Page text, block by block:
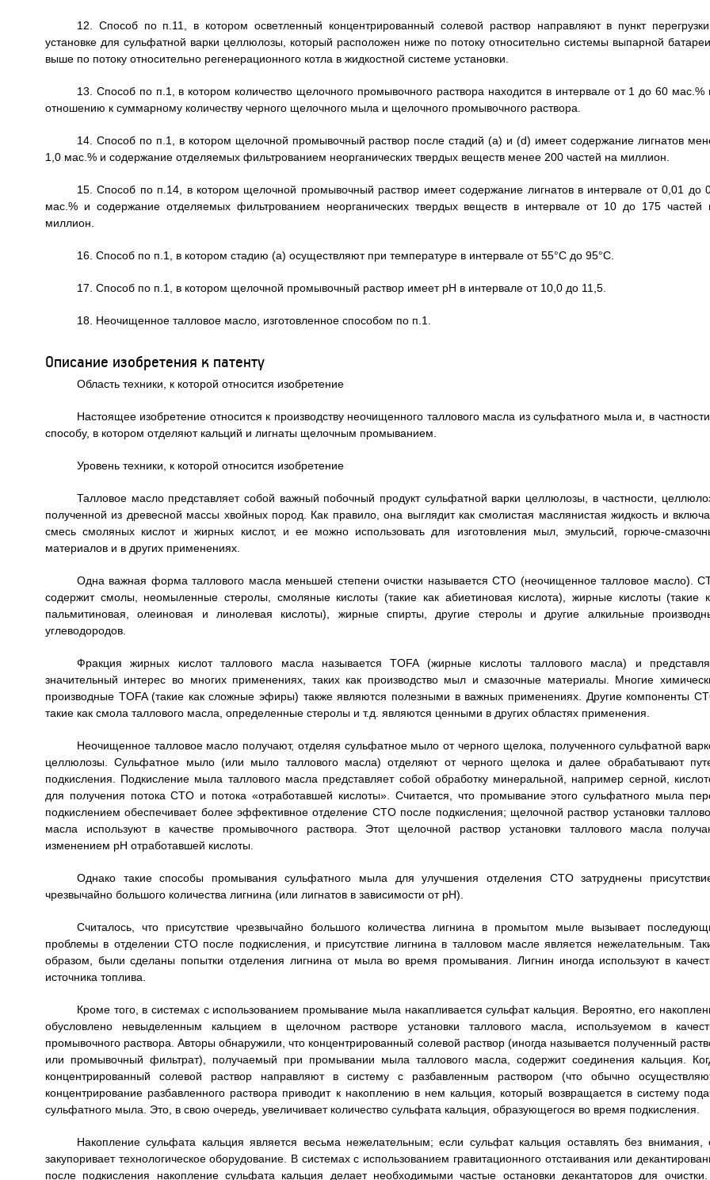
12. Способ по п.11, в котором осветленный концентрированный солевой раствор направляют в пункт
установке для сульфатной варки целлюлозы, который расположен ниже по потоку относительно системы выпарной
выше по потоку относительно регенерационного котла в жидкостной системе установки.
13. Способ по п.1, в котором количество щелочного промывочного раствора находится в интервале от 1 до 60 мас.%
отношению к суммарному количеству черного щелочного мыла и щелочного промывочного раствора.
14. Способ по п.1, в котором щелочной промывочный раствор после стадий (a) и (d) имеет содержание лигнатов
1,0 мас.% и содержание отделяемых фильтрованием неорганических твердых веществ менее 200 частей на миллион.
15. Способ по п.14, в котором щелочной промывочный раствор имеет содержание лигнатов в интервале от 0,01 до
мас.% и содержание отделяемых фильтрованием неорганических твердых веществ в интервале от 10 до 175 частей
миллион.
16. Способ по п.1, в котором стадию (a) осуществляют при температуре в интервале от 55°C до 95°C.
17. Способ по п.1, в котором щелочной промывочный раствор имеет pH в интервале от 10,0 до 11,5.
18. Неочищенное талловое масло, изготовленное способом по п.1.
Описание изобретения к патенту
Область техники, к которой относится изобретение
Настоящее изобретение относится к производству неочищенного таллового масла из сульфатного мыла и, в
способу, в котором отделяют кальций и лигнаты щелочным промыванием.
Уровень техники, к которой относится изобретение
Талловое масло представляет собой важный побочный продукт сульфатной варки целлюлозы, в частности,
полученной из древесной массы хвойных пород. Как правило, она выглядит как смолистая маслянистая жидкость и
смесь смоляных кислот и жирных кислот, и ее можно использовать для изготовления мыл, эмульсий, горюче-
материалов и в других применениях.
Одна важная форма таллового масла меньшей степени очистки называется CTO (неочищенное талловое масло).
содержит смолы, неомыленные стеролы, смоляные кислоты (такие как абиетиновая кислота), жирные кислоты (такие
пальмитиновая, олеиновая и линолевая кислоты), жирные спирты, другие стеролы и другие алкильные
углеводородов.
Фракция жирных кислот таллового масла называется TOFA (жирные кислоты таллового масла) и
значительный интерес во многих применениях, таких как производство мыл и смазочные материалы. Многие
производные TOFA (такие как сложные эфиры) также являются полезными в важных применениях. Другие компоненты
такие как смола таллового масла, определенные стеролы и т.д. являются ценными в других областях применения.
Неочищенное талловое масло получают, отделяя сульфатное мыло от черного щелока, полученного сульфатной
целлюлозы. Сульфатное мыло (или мыло таллового масла) отделяют от черного щелока и далее обрабатывают
подкисления. Подкисление мыла таллового масла представляет собой обработку минеральной, например серной,
для получения потока CTO и потока «отработавшей кислоты». Считается, что промывание этого сульфатного мыла
подкислением обеспечивает более эффективное отделение CTO после подкисления; щелочной раствор установки
масла используют в качестве промывочного раствора. Этот щелочной раствор установки таллового масла
изменением pH отработавшей кислоты.
Однако такие способы промывания сульфатного мыла для улучшения отделения CTO затруднены
чрезвычайно большого количества лигнина (или лигнатов в зависимости от pH).
Считалось, что присутствие чрезвычайно большого количества лигнина в промытом мыле вызывает
проблемы в отделении CTO после подкисления, и присутствие лигнина в талловом масле является нежелательным.
образом, были сделаны попытки отделения лигнина от мыла во время промывания. Лигнин иногда используют в
источника топлива.
Кроме того, в системах с использованием промывание мыла накапливается сульфат кальция. Вероятно, его
обусловлено невыделенным кальцием в щелочном растворе установки таллового масла, используемом в
промывочного раствора. Авторы обнаружили, что концентрированный солевой раствор (иногда называется полученный
или промывочный фильтрат), получаемый при промывании мыла таллового масла, содержит соединения кальция.
концентрированный солевой раствор направляют в систему с разбавленным раствором (что обычно
концентрирование разбавленного раствора приводит к накоплению в нем кальция, который возвращается в систему
сульфатного мыла. Это, в свою очередь, увеличивает количество сульфата кальция, образующегося во время подкисления.
Накопление сульфата кальция является весьма нежелательным; если сульфат кальция оставлять без внимания,
закупоривает технологическое оборудование. В системах с использованием гравитационного отстаивания или
после подкисления накопление сульфата кальция делает необходимыми частые остановки декантаторов для